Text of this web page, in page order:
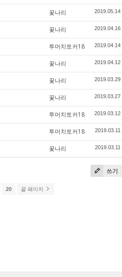
꽃나리 2019.05.14
꽃나리 2019.04.16
투머치토커18 2019.04.14
꽃나리 2019.04.12
꽃나리 2019.03.29
꽃나리 2019.03.27
투머치토커18 2019.03.12
투머치토커18 2019.03.11
꽃나리 2019.03.11
쓰기
20 끝 페이지